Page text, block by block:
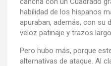
habilidad de los hispanos
apuraban, además, con su
veloz patinaje y trazos
Pero hubo más, porque
alternativas de ataque. Al